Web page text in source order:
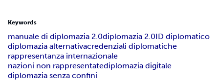
Keywords
manuale di diplomazia 2.0diplomazia 2.0ID diplomatico
diplomazia alternativacredenziali diplomatiche
rappresentanza internazionale
nazioni non rappresentatediplomazia digitale
diplomazia senza confini